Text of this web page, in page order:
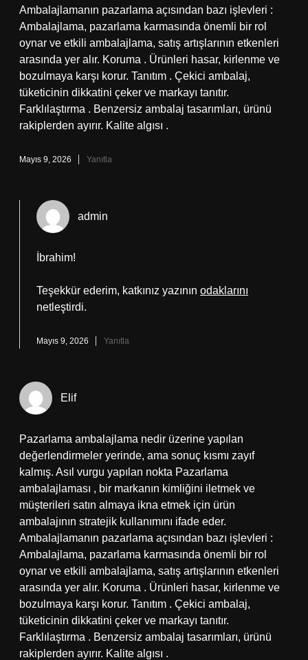
Ambalajlamanın pazarlama açısından bazı işlevleri :
Ambalajlama, pazarlama karmasında önemli bir rol
oynar ve etkili ambalajlama, satış artışlarının etkenleri
arasında yer alır. Koruma . Ürünleri hasar, kirlenme ve
bozulmaya karşı korur. Tanıtım . Çekici ambalaj,
tüketicinin dikkatini çeker ve markayı tanıtır.
Farklılaştırma . Benzersiz ambalaj tasarımları, ürünü
rakiplerden ayırır. Kalite algısı .
Mayıs 9, 2026 Yanıtla
admin
İbrahim!
Teşekkür ederim, katkınız yazının odaklarını
netleştirdi.
Mayıs 9, 2026 Yanıtla
Elif
Pazarlama ambalajlama nedir üzerine yapılan
değerlendirmeler yerinde, ama sonuç kısmı zayıf
kalmış. Asıl vurgu yapılan nokta Pazarlama
ambalajlaması , bir markanın kimliğini iletmek ve
müşterileri satın almaya ikna etmek için ürün
ambalajının stratejik kullanımını ifade eder.
Ambalajlamanın pazarlama açısından bazı işlevleri :
Ambalajlama, pazarlama karmasında önemli bir rol
oynar ve etkili ambalajlama, satış artışlarının etkenleri
arasında yer alır. Koruma . Ürünleri hasar, kirlenme ve
bozulmaya karşı korur. Tanıtım . Çekici ambalaj,
tüketicinin dikkatini çeker ve markayı tanıtır.
Farklılaştırma . Benzersiz ambalaj tasarımları, ürünü
rakiplerden ayırır. Kalite algısı .